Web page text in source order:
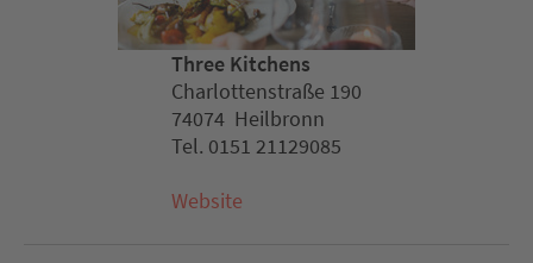
Three Kitchens
Charlottenstraße 190
74074 Heilbronn
Tel. 0151 21129085
Website